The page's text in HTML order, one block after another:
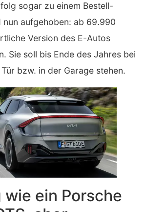
sogar zu einem Bestell-
aufgehoben: ab 69.990
Version des E-Autos
Sie soll bis Ende des Jahres bei
bzw. in der Garage stehen.
wie ein Porsche